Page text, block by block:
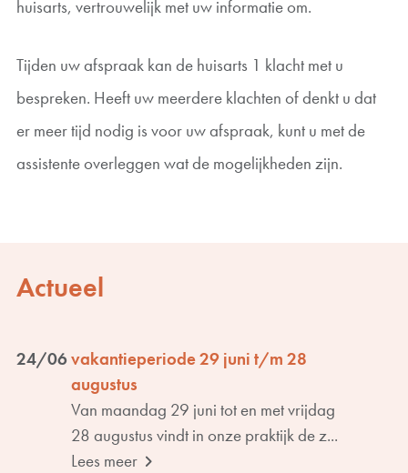
huisarts, vertrouwelijk met uw informatie om.
Tijden uw afspraak kan de huisarts 1 klacht met u
bespreken. Heeft uw meerdere klachten of denkt u dat
er meer tijd nodig is voor uw afspraak, kunt u met de
assistente overleggen wat de mogelijkheden zijn.
Actueel
24/06vakantieperiode 29 juni t/m 28
augustus
Van maandag 29 juni tot en met vrijdag
28 augustus vindt in onze praktijk de z...
Lees meer